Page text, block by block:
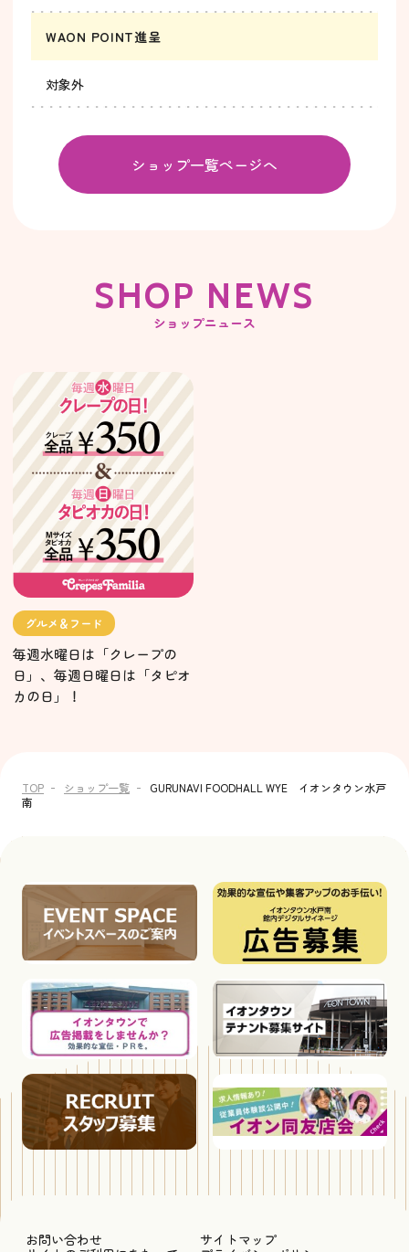
WAON POINT進呈
対象外
ショップ一覧ページへ
SHOP NEWS
ショップニュース
グルメ＆フード
毎週水曜日は「クレープの
日」、毎週日曜日は「タピオ
カの日」！
TOP ショップ一覧
GURUNAVI FOODHALL WYE イオンタウン水戸
南
お問い合わせ
サイトマップ